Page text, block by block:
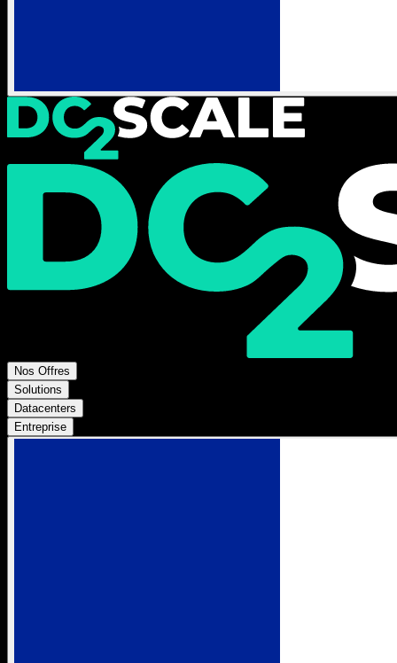
Nos Offres
Solutions
Datacenters
Entreprise